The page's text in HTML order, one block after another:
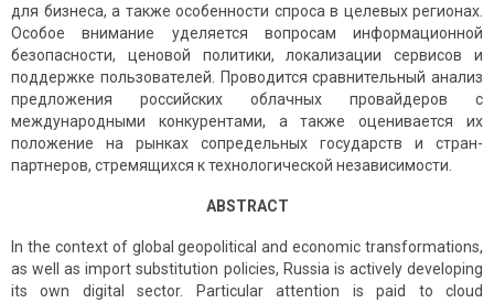
для бизнеса, а также особенности спроса в целевых регионах.
Особое внимание уделяется вопросам информационной
безопасности, ценовой политики, локализации сервисов и
поддержке пользователей. Проводится сравнительный анализ
предложения российских облачных провайдеров с
международными конкурентами, а также оценивается их
положение на рынках сопредельных государств и стран-
партнеров, стремящихся к технологической независимости.
ABSTRACT
In the context of global geopolitical and economic transformations,
as well as import substitution policies, Russia is actively developing
its own digital sector. Particular attention is paid to cloud